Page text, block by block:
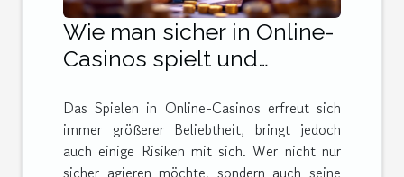
Wie man sicher in Online-
Casinos spielt und
Das Spielen in Online-Casinos erfreut sich
immer größerer Beliebtheit, bringt jedoch
auch einige Risiken mit sich. Wer nicht nur
sicher agieren möchte, sondern auch seine